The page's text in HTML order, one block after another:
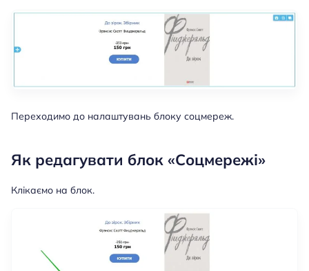
Переходимо до налаштувань блоку соцмереж.
Як редагувати блок «Соцмережі»
Клікаємо на блок.